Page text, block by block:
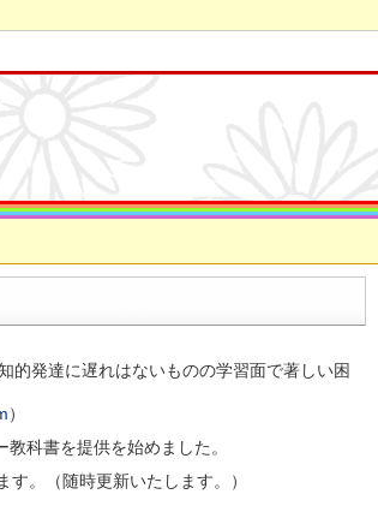
的発達に遅れはないものの学習面で著しい困
）
科書を提供を始めました。
。（随時更新いたします。）